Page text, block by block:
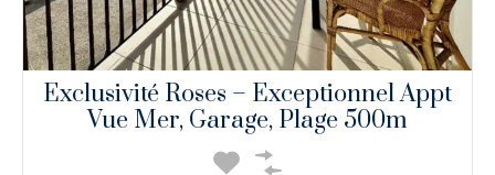
Exclusivité Roses – Exceptionnel Appt
Vue Mer, Garage, Plage 500m